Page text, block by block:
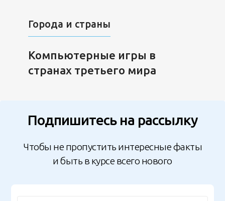
Города и страны
Компьютерные игры в
странах третьего мира
Подпишитесь на рассылку
Чтобы не пропустить интересные факты
и быть в курсе всего нового